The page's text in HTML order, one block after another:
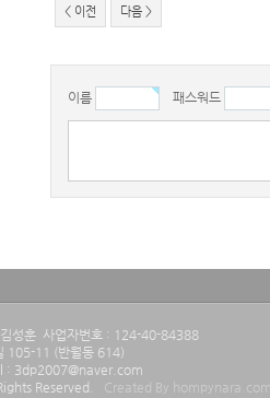
< 이전 다음 >
이름 패스워드
성훈 사업자번호 : 124-40-84388
105-11 (반월동 614)
3dp2007@naver.com
Reserved. Created By hompynara.com